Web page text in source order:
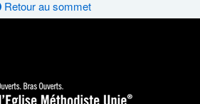
Retour au sommet